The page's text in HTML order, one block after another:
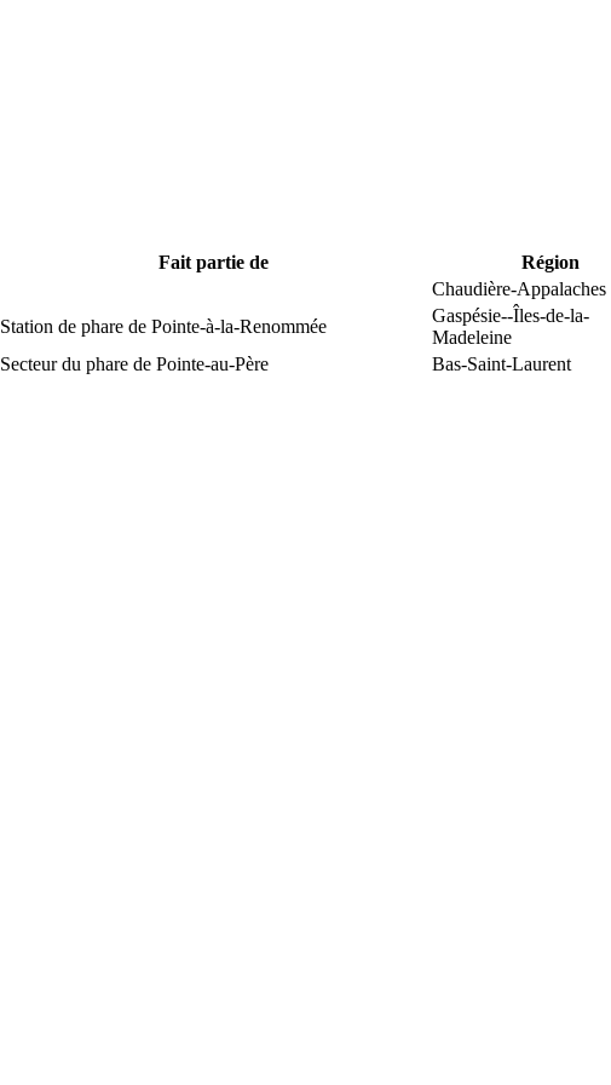
Fait partie de Région
Chaudière-Appalaches
Station de phare de Pointe-à-la-Renommée
Gaspésie--Îles-de-la-
Madeleine
Secteur du phare de Pointe-au-Père Bas-Saint-Laurent